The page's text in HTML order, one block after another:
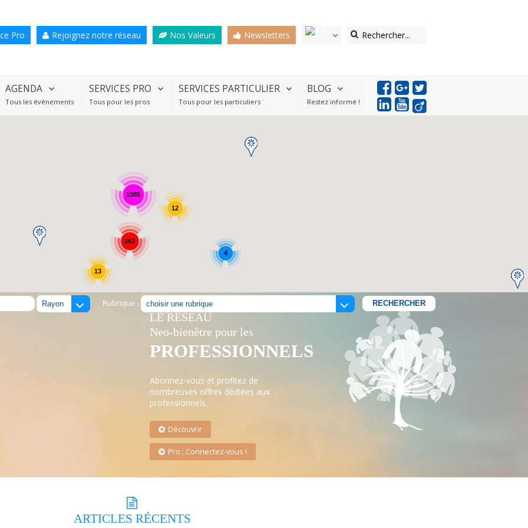
Pro Rejoignez notre réseau Nos Valeurs Newsletters
AGENDA
Tous les évènements
SERVICES PRO
Tous pour les pros
SERVICES PARTICULIER
Tous pour les particuliers
BLOG
Restez informé !
1085
13
263
4
12
Rubrique :
LE RÉSEAU
Neo-bienêtre pour les
PROFESSIONNELS
Abonnez-vous et profitez de
nombreuses offres dédiées aux
professionnels.
Découvrir
Pro : Connectez-vous !
ARTICLES RÉCENTS